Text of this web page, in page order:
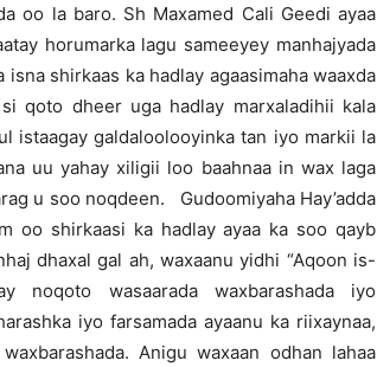
oo la baro. Sh Maxamed Cali Geedi ayaa
horumarka lagu sameeyey manhajyada
shirkaas ka hadlay agaasimaha waaxda
qoto dheer uga hadlay marxaladihii kala
istaagay galdaloolooyinka tan iyo markii la
uu yahay xiligii loo baahnaa in wax laga
u soo noqdeen. Gudoomiyaha Hay’adda
oo shirkaasi ka hadlay ayaa ka soo qayb
dhaxal gal ah, waxaanu yidhi “Aqoon is-
noqoto wasaarada waxbarashada iyo
iyo farsamada ayaanu ka riixaynaa,
Anigu waxaan odhan lahaa